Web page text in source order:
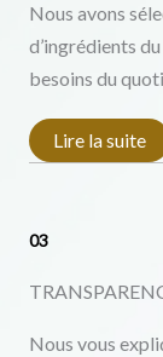
Nous avons
d’ingrédients
besoins du
Lire la suite
03
Nous vous